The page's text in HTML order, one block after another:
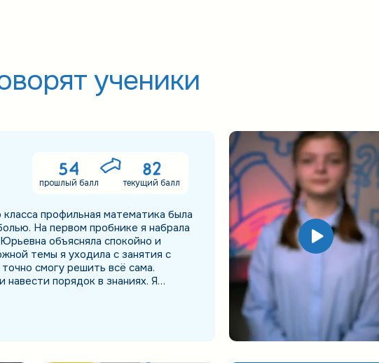
ученики
54
прошлый балл
82
текущий балл
профильная математика была
На первом пробнике я набрала
объясняла спокойно и
темы я уходила с занятия с
смогу решить всё сама.
порядок в знаниях. Я
На ЕГЭ получила 82 балла.
сначала не поверила и несколько